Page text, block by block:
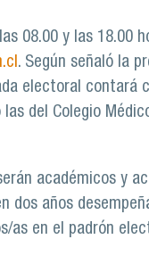
08.00 y las 18.00
. Según señaló la
electoral contará
del Colegio
académicos y
dos años
as en el padrón